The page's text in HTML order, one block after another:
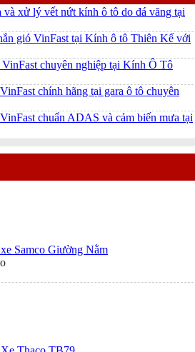
xử lý vết nứt kính ô tô do đá văng tại
gió VinFast tại Kính ô tô Thiên Kế với
chuyên nghiệp tại Kính Ô Tô
chính hãng tại gara ô tô chuyên
chuẩn ADAS và cảm biến mưa tại
Samco Giường Nằm